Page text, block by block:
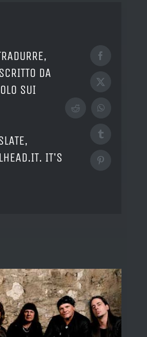
DA
SUI
IT'S
Facebook
X
RedditWhatsApp
Tumblr
Pinterest